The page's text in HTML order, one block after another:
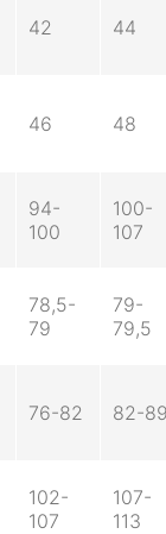
42 44
46 48
94-
100
100-
107
78,5-
79
79-
79,5
76-82 82-
102-
107
107-
113